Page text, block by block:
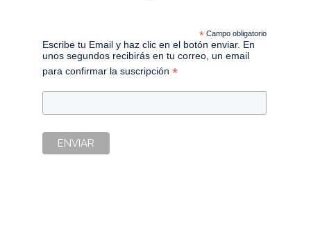
*Campo obligatorio
Escribe tu Email y haz clic en el botón enviar. En
unos segundos recibirás en tu correo, un email
para confirmar la suscripción*